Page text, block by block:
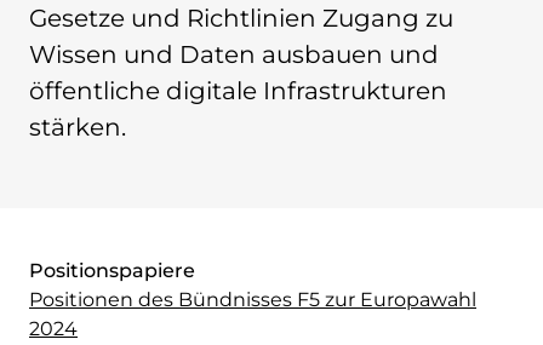
GLAM – Kultur- und Gedächtnisinstitutionen
Lizenzhinweisgenerator
Monsters of Law
Offene Kulturdaten
Projekt Technische Wünsche
Wikipedia-Schwesterprojekte
Wikibase
MediaWiki
Gesetze und Richtlinien Zugang zu
Wissen und Daten ausbauen und
öffentliche digitale Infrastrukturen
stärken.
Positionspapiere
Positionen des Bündnisses F5 zur Europawahl
2024